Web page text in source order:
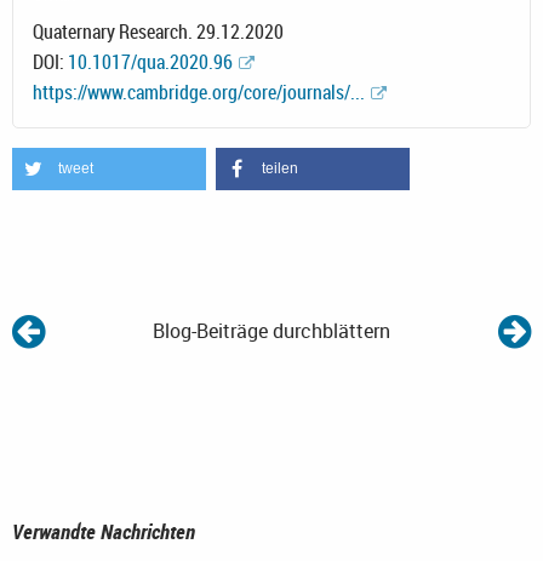
Quaternary Research. 29.12.2020
DOI: 10.1017/qua.2020.96
https://www.cambridge.org/core/journals/...
tweet teilen
Blog-Beiträge durchblättern
Verwandte Nachrichten